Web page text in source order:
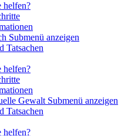
helfen?
Submenü anzeigen
Tatsachen
helfen?
Gewalt Submenü anzeigen
Tatsachen
helfen?